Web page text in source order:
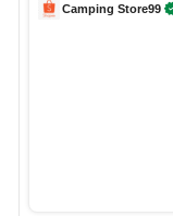
Camping Store99